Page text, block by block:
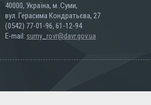
40000, Україна, м..Суми,
вул. Герасима Кондратьєва, 27
(0542) 77-01-96, 61-12-94
E-mail: sumy_rovr@davr.gov.ua